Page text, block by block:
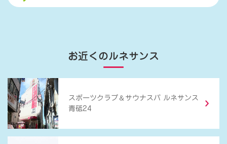
お近くのルネサンス
スポーツクラブ ＆ サウナスパ ルネサンス
青砥24